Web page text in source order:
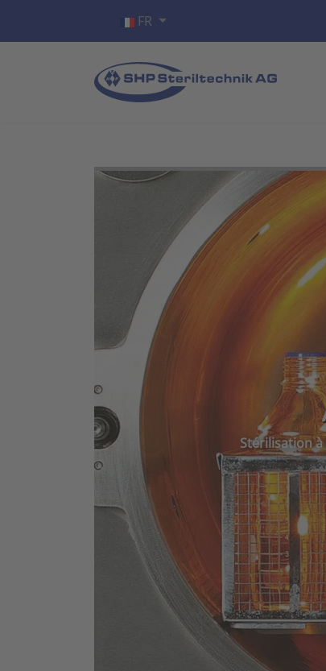
Sélectionnez votre langue
FR
Stérilisation